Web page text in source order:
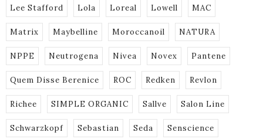
Lee Stafford Lola Loreal Lowell MAC
Matrix Maybelline Moroccanoil NATURA
NPPE Neutrogena Nivea Novex Pantene
Quem Disse Berenice ROC Redken Revlon
Richee SIMPLE ORGANIC Sallve Salon Line
Schwarzkopf Sebastian Seda Senscience